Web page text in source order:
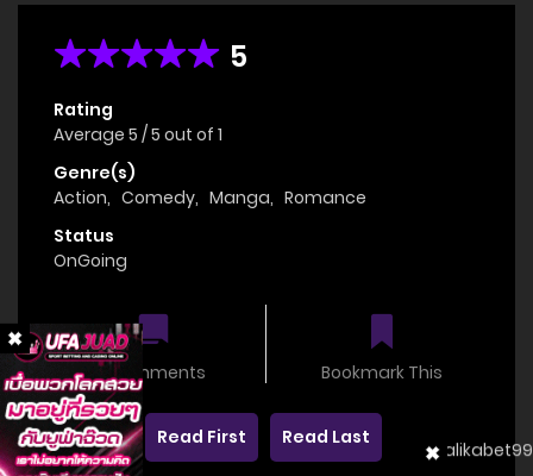
5
Rating
Average 5 /5 out of 1
Genre(s)
Action, Comedy, Manga, Romance
Status
OnGoing
0 comments Bookmark This
Read First Read Last